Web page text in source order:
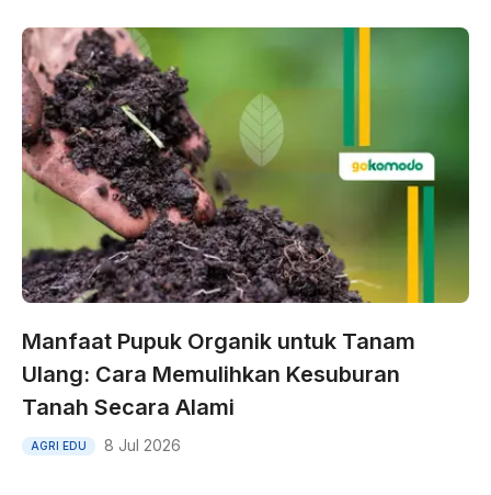
Manfaat Pupuk Organik untuk Tanam
Ulang: Cara Memulihkan Kesuburan
Tanah Secara Alami
AGRI EDU 8 Jul 2026